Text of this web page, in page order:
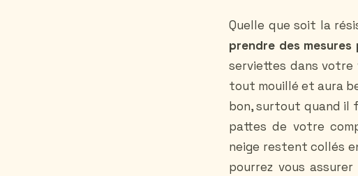
Quelle que soit la
prendre des
serviettes dans votre
tout mouillé et aura
bon, surtout quand il
pattes de votre
neige restent collés
pourrez vous